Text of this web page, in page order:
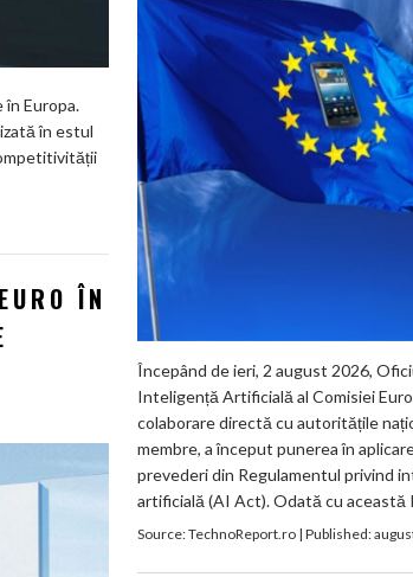
Europa.
în estul
ÎN
Începând de ieri, 2 august 2026,
Inteligență Artificială al Comisiei
colaborare directă cu autoritățile
membre, a început punerea în
prevederi din Regulamentul privind
artificială (AI Act). Odată cu această
Source:TechnoReport.ro| Published: